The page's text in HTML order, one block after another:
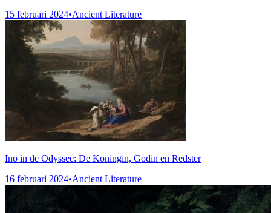
15 februari 2024•Ancient Literature
Ino in de Odyssee: De Koningin, Godin en Redster
16 februari 2024•Ancient Literature